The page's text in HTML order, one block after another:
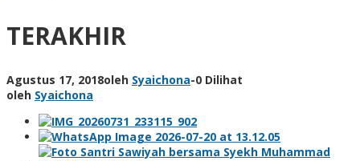
TERAKHIR
Agustus 17, 2018oleh Syaichona-0 Dilihat
oleh Syaichona